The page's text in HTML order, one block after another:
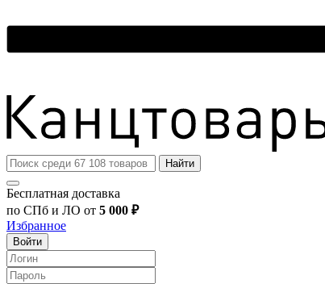
Найти
Бесплатная доставка
по СПб и ЛО от 5 000 ₽
Избранное
Войти